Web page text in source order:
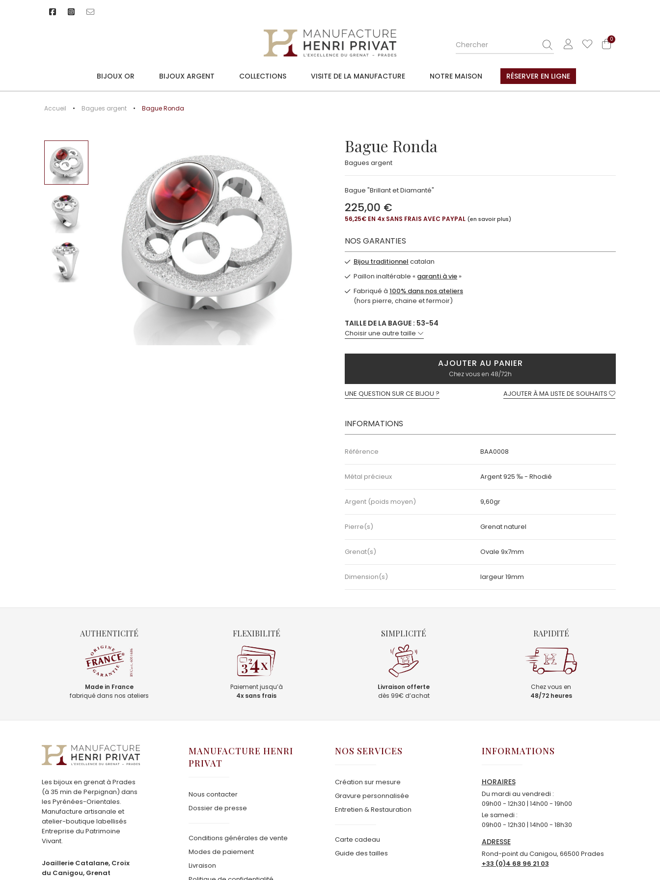
0
BIJOUX OR BIJOUX ARGENT COLLECTIONS VISITE DE LA MANUFACTURE NOTRE MAISON RÉSERVER EN LIGNE
Accueil Bagues argent Bague Ronda
Bague Ronda
Bagues argent
Bague "Brillant et Diamanté"
225,00 €
56,25€ EN 4xSANS FRAIS AVEC PAYPAL (en savoir plus)
NOS GARANTIES
Bijou traditionnel catalan
Paillon inaltérable « garanti à vie »
Fabriqué à 100% dans nos ateliers
(hors pierre, chaine et fermoir)
TAILLE DE LA BAGUE : 53-54
Choisir une autre taille
AJOUTER AU PANIER
Chez vous en 48/72h
UNE QUESTION SUR CE BIJOU ? AJOUTER À MA LISTE DE SOUHAITS
INFORMATIONS
Référence BAA0008
Métal précieux Argent 925 ‰ - Rhodié
Argent (poids moyen) 9,60gr
Pierre(s) Grenat naturel
Grenat(s) Ovale 9x7mm
Dimension(s) largeur 19mm
AUTHENTICITÉ
Made in France
fabriqué dans nos ateliers
FLEXIBILITÉ
Paiement jusqu’à
4x sans frais
SIMPLICITÉ
Livraison offerte
dès 99€ d’achat
RAPIDITÉ
Chez vous en
48/72 heures
Les bijoux en grenat à Prades
(à 35 min de Perpignan) dans
les Pyrénées-Orientales.
Manufacture artisanale et
atelier-boutique labellisés
Entreprise du Patrimoine
Vivant.
Joaillerie Catalane, Croix
du Canigou, Grenat
MANUFACTURE HENRI
PRIVAT
Nous contacter
Dossier de presse
Conditions générales de vente
Modes de paiement
Livraison
NOS SERVICES
Création sur mesure
Gravure personnalisée
Entretien & Restauration
Carte cadeau
Guide des tailles
INFORMATIONS
HORAIRES
Du mardi au vendredi :
09h00 - 12h30 | 14h00 - 19h00
Le samedi :
09h00 - 12h30 | 14h00 - 18h30
ADRESSE
Rond-point du Canigou, 66500 Prades
+33 (0)4 68 96 21 03